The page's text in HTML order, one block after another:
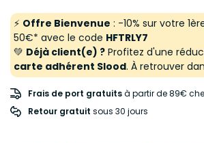
⚡ Offre Bienvenue : -10% sur votre
50€* avec le code HFTRLY7
💚 Déjà client(e) ? Profitez d'une
carte adhérent Slood. À retrouver
Frais de port gratuitsà partir de 89€
Retour gratuit sous 30 jours